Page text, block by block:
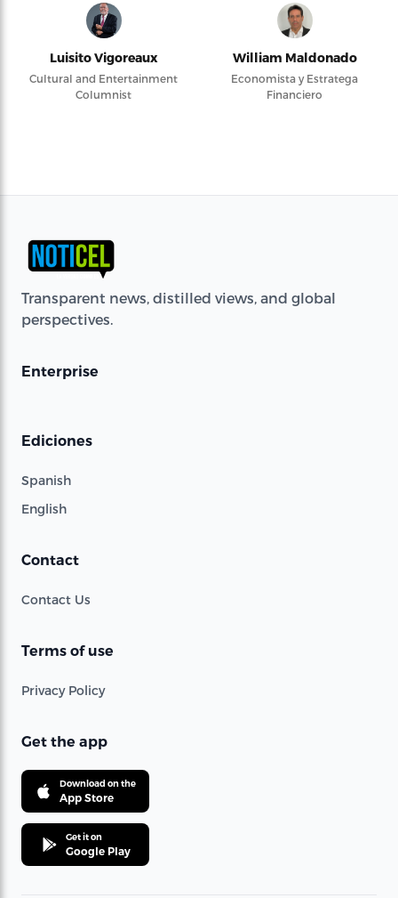
Luisito Vigoreaux
Cultural and Entertainment
Columnist
William Maldonado
Economista y Estratega
Financiero
Transparent news, distilled views, and global
perspectives.
Enterprise
Ediciones
Spanish
English
Contact
Contact Us
Terms of use
Privacy Policy
Get the app
Download on the
App Store
Get it on
Google Play